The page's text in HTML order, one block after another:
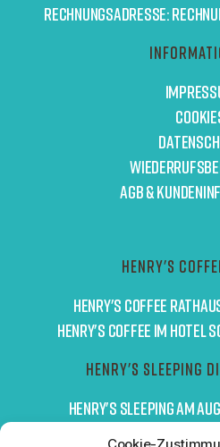
Rechnungsadresse:
AGB &
Henry's
Henry's Coffee
Henry's Coffee im Hotel
Henry's Sleeping
Henry's Sleeping am